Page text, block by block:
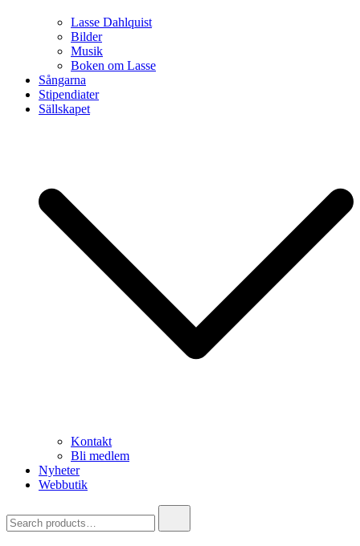
Lasse Dahlquist
Bilder
Musik
Boken om Lasse
Sångarna
Stipendiater
Sällskapet
Kontakt
Bli medlem
Nyheter
Webbutik
for: